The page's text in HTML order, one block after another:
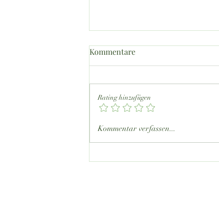
Ein Hoch auf den
Kommentare
Rating hinzufügen
Kommentar verfassen...